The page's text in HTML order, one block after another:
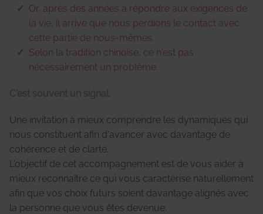
Or, après des années à répondre aux exigences de
la vie, il arrive que nous perdions le contact avec
cette partie de nous-mêmes.
Selon la tradition chinoise, ce n'est pas
nécessairement un problème.
C'est souvent un signal.
Une invitation à mieux comprendre les dynamiques qui
nous constituent afin d'avancer avec davantage de
cohérence et de clarté.
L'objectif de cet accompagnement est de vous aider à
mieux reconnaître ce qui vous caractérise naturellement
afin que vos choix futurs soient davantage alignés avec
la personne que vous êtes devenue.